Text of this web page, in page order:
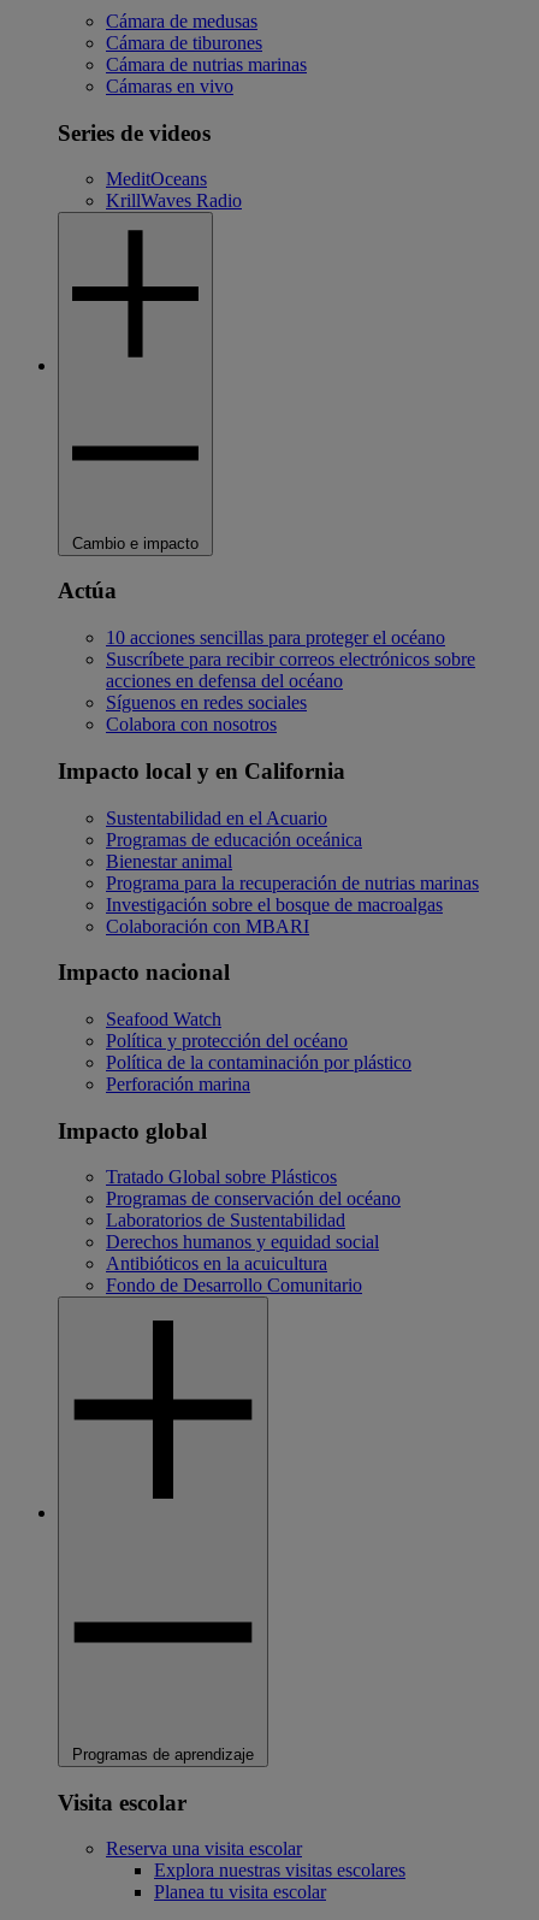
Cámara de medusas
Cámara de tiburones
Cámara de nutrias marinas
Cámaras en vivo
Series de videos
MeditOceans
KrillWaves Radio
Cambio e impacto
Actúa
10 acciones sencillas para proteger el océano
Suscríbete para recibir correos electrónicos sobre
acciones en defensa del océano
Síguenos en redes sociales
Colabora con nosotros
Impacto local y en California
Sustentabilidad en el Acuario
Programas de educación oceánica
Bienestar animal
Programa para la recuperación de nutrias marinas
Investigación sobre el bosque de macroalgas
Colaboración con MBARI
Impacto nacional
Seafood Watch
Política y protección del océano
Política de la contaminación por plástico
Perforación marina
Impacto global
Tratado Global sobre Plásticos
Programas de conservación del océano
Laboratorios de Sustentabilidad
Derechos humanos y equidad social
Antibióticos en la acuicultura
Fondo de Desarrollo Comunitario
Programas de aprendizaje
Visita escolar
Reserva una visita escolar
Explora nuestras visitas escolares
Planea tu visita escolar